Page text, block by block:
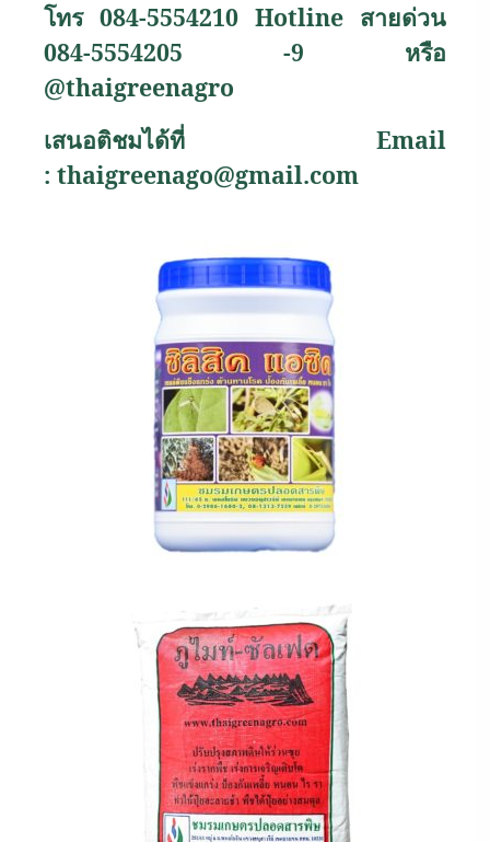
โทร 084-5554210 Hotline สายด่วน
084-5554205 -9 หรือ
@thaigreenagro
เสนอติชมได้ที่ Email
: thaigreenago@gmail.com